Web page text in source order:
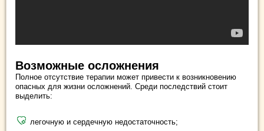
Возможные осложнения
Полное отсутствие терапии может привести к возникновению
опасных для жизни осложнений. Среди последствий стоит
выделить:
легочную и сердечную недостаточность;